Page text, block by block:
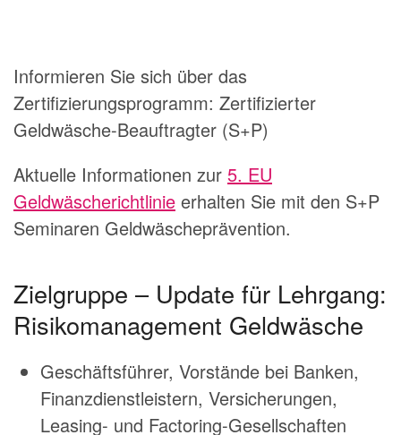
Informieren Sie sich über das
Zertifizierungsprogramm: Zertifizierter
Geldwäsche-Beauftragter (S+P)
Aktuelle Informationen zur 5. EU
Geldwäscherichtlinie erhalten Sie mit den S+P
Seminaren Geldwäscheprävention.
Zielgruppe – Update für Lehrgang:
Risikomanagement Geldwäsche
Geschäftsführer, Vorstände bei Banken,
Finanzdienstleistern, Versicherungen,
Leasing- und Factoring-Gesellschaften